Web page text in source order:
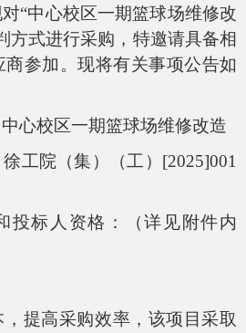
“中心校区一期篮球场维修改
方式进行采购，特邀请具备相
参加。现将有关事项公告如
心校区一期篮球场维修改造
工院（集）（工） [2025]001
投标人资格：（详见附件内
提高采购效率，该项目采取